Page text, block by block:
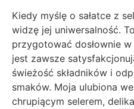
Kiedy myślę o sałatce z
widzę jej uniwersalność.
przygotować dosłownie
jest zawsze
świeżość składników i
smaków. Moja ulubiona
chrupiącym selerem,